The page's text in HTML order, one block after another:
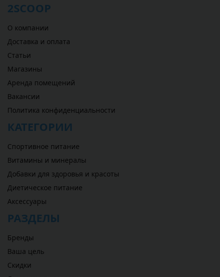
2SCOOP
О компании
Доставка и оплата
Статьи
Магазины
Аренда помещений
Вакансии
Политика конфиденциальности
КАТЕГОРИИ
Спортивное питание
Витамины и минералы
Добавки для здоровья и красоты
Диетическое питание
Аксессуары
РАЗДЕЛЫ
Бренды
Ваша цель
Скидки